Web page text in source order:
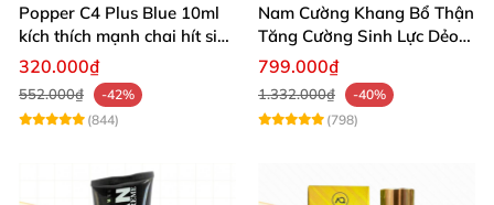
Popper C4 Plus Blue 10ml
kích thích mạnh chai hít siêu
đỉnh
320.000₫
552.000₫
-42%
(844)
Nam Cường Khang Bổ Thận
Tăng Cường Sinh Lực Dẻo
Dai Mạnh Mẽ
799.000₫
1.332.000₫
-40%
(798)